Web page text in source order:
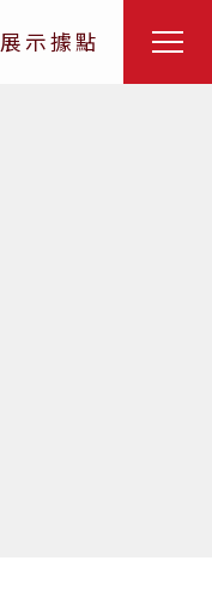
展示據點